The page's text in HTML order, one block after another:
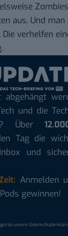
aus. Und man
Die verhelfen
und die
Über
Tag die
und
Anmelden
gewinnen!
du unsere